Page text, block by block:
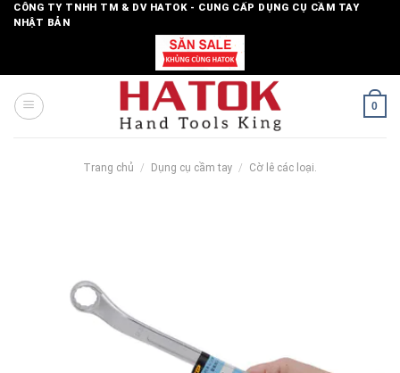
SkipCÔNG TY TNHH TM & DV HATOK - CUNG CẤP DỤNG CỤ CẦM TAY
NHẬT BẢN
0
Trang chủ / Dụng cụ cầm tay / Cờ lê các loại.